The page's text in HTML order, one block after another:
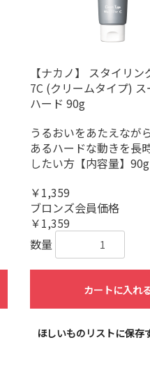
【ナカノ】 スタイリン
7C (クリームタイプ)
ハード 90g
うるおいをあたえなが
あるハードな動きを長
したい方【内容量】90g
￥1,359
ブロンズ会員価格
￥1,359
数量
カートに入れ
ほしいものリストに保存